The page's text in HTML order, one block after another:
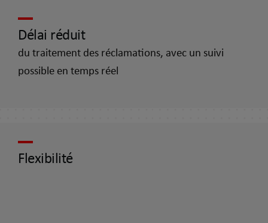
Délai réduit
du traitement des réclamations, avec un suivi
possible en temps réel
Flexibilité